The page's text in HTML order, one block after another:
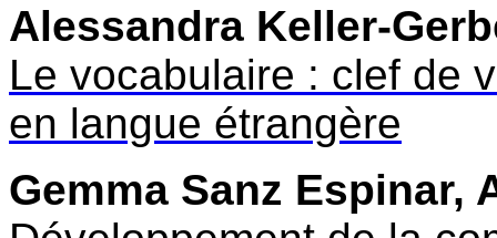
Alessandra Keller-
Le vocabulaire : clef de
en langue étrangère
Gemma Sanz Espinar,